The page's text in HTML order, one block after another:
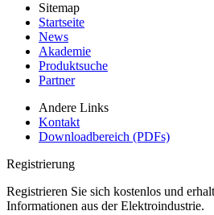
Sitemap
Startseite
News
Akademie
Produktsuche
Partner
Andere Links
Kontakt
Downloadbereich (PDFs)
Registrierung
Registrieren Sie sich kostenlos und
Informationen aus der Elektroindustrie.